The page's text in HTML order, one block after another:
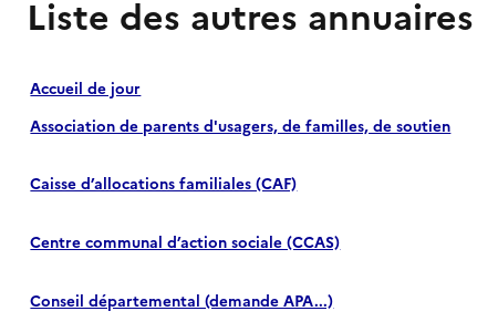
Liste des autres annuaires
Accueil de jour
Association de parents d'usagers, de familles, de soutien
Caisse d’allocations familiales (CAF)
Centre communal d’action sociale (CCAS)
Conseil départemental (demande APA...)